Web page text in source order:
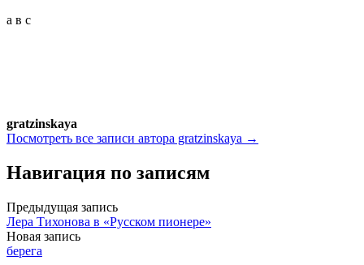
а в с
gratzinskaya
Посмотреть все записи автора gratzinskaya →
Навигация по записям
Предыдущая запись
Лера Тихонова в «Русском пионере»
Новая запись
берега